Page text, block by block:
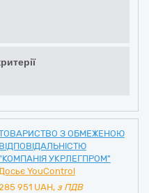
З ОБМЕЖЕНОЮ
ВІДПОВІДАЛЬНІСТЮ
УКРЛЕГПРОМ"
YouControl
951 UAH, з ПДВ